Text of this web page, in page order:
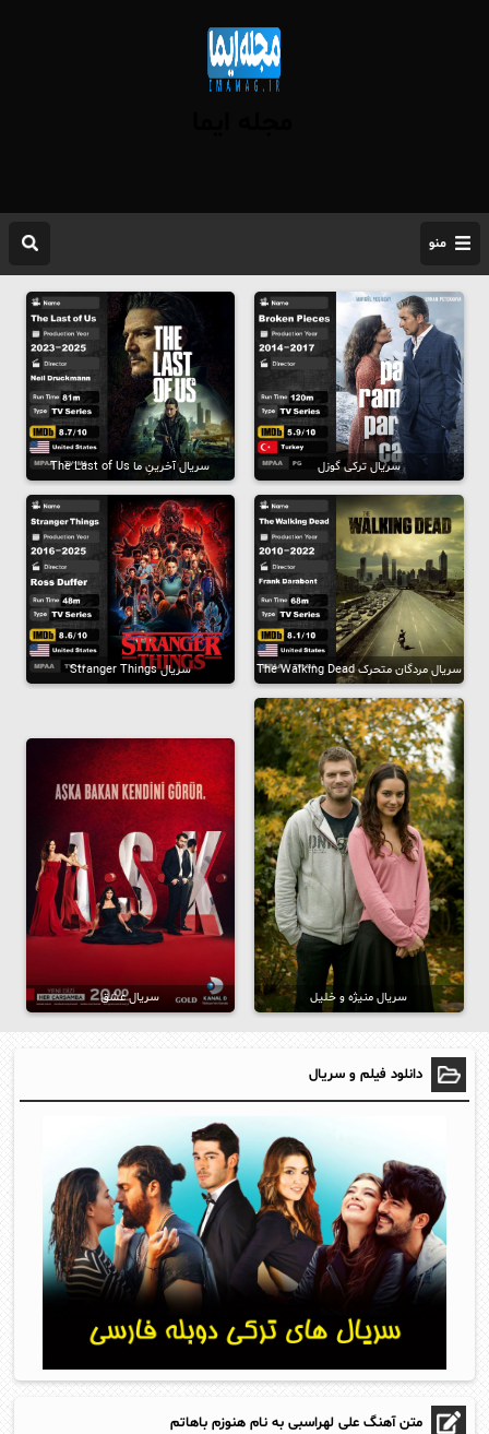
منو
سریال ترکی گوزل سریال آخرینِ ما The Last of Us
سریال مردگان متحرک The Walking Dead سریال Stranger Things
سریال منیژه و خلیل سریال عشق
دانلود فیلم و سریال
متن آهنگ علی لهراسبی به نام هنوزم باهاتم